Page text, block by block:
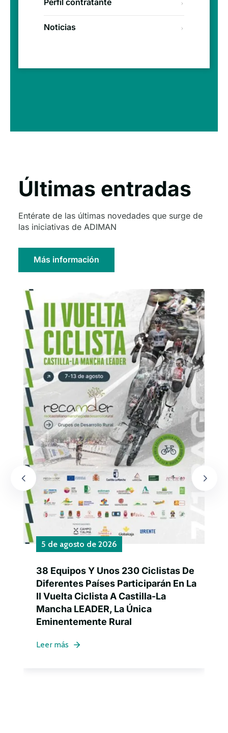
Noticias
Últimas entradas
Entérate de las últimas novedades que surge de
las iniciativas de ADIMAN
Más información
5 de agosto de 2026
38 Equipos Y Unos 230 Ciclistas De
Diferentes Países Participarán En La
II Vuelta Ciclista A Castilla-La
Mancha LEADER, La Única
Eminentemente Rural
Leer más